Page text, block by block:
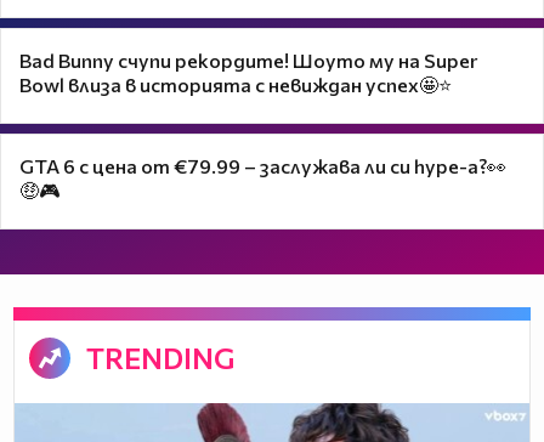
Bad Bunny счупи рекордите! Шоуто му на Super
Bowl влиза в историята с невиждан успех🤩⭐
GTA 6 с цена от €79.99 – заслужава ли си hype-а?👀
🤑🎮
TRENDING